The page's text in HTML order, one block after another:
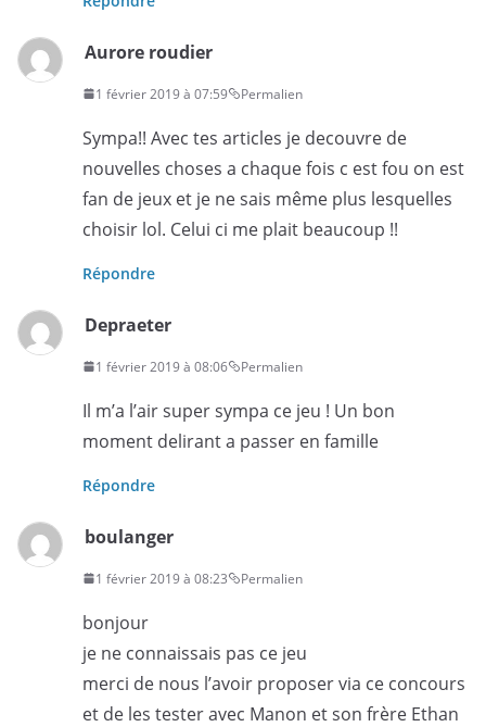
Aurore roudier
1 février 2019 à 07:59 Permalien
Sympa!! Avec tes articles je decouvre de
nouvelles choses a chaque fois c est fou on est
fan de jeux et je ne sais même plus lesquelles
choisir lol. Celui ci me plait beaucoup !!
Répondre
Depraeter
1 février 2019 à 08:06 Permalien
Il m’a l’air super sympa ce jeu ! Un bon
moment delirant a passer en famille
Répondre
boulanger
1 février 2019 à 08:23 Permalien
bonjour
je ne connaissais pas ce jeu
merci de nous l’avoir proposer via ce concours
et de les tester avec Manon et son frère Ethan